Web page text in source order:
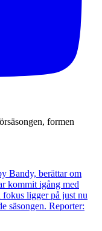
formen